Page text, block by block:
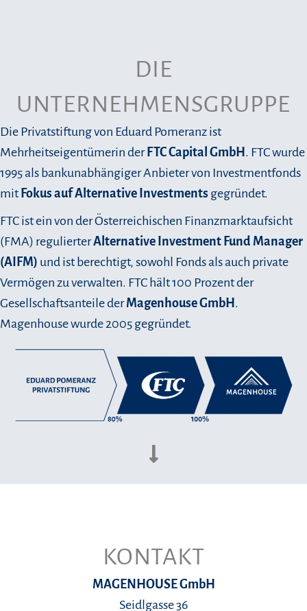
DIE
UNTERNEHMENSGRUPPE
Die Privatstiftung von Eduard Pomeranz ist
Mehrheitseigentümerin derFTC Capital GmbH. FTC wurde
1995 als bankunabhängiger Anbieter von Investmentfonds
mit Fokus auf Alternative Investments gegründet.
FTC ist ein von der Österreichischen Finanzmarktaufsicht
(FMA) regulierterAlternative Investment Fund Manager
(AIFM) und ist berechtigt, sowohl Fonds als auch private
Vermögen zu verwalten. FTC hält 100 Prozent der
Gesellschaftsanteile derMagenhouse GmbH.
Magenhouse wurde 2005 gegründet.
KONTAKT
MAGENHOUSE GmbH
Seidlgasse 36